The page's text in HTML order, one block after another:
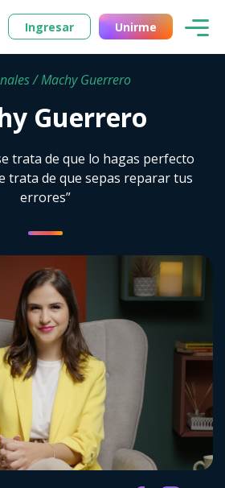
Ingresar Unirme
/ Machy Guerrero
Guerrero
trata de que lo hagas perfecto
trata de que sepas reparar tus
errores”